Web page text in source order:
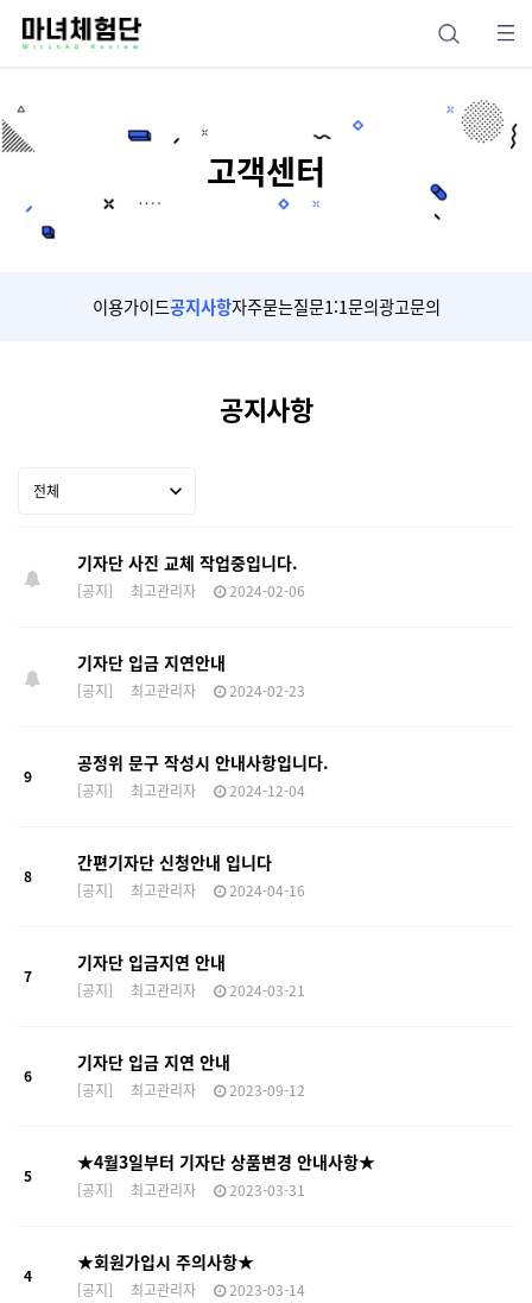
고객센터
이용가이드공지사항자주묻는질문1:1문의광고문의
공지사항
기자단 사진 교체 작업중입니다.
[공지] 최고관리자 2024-02-06
기자단 입금 지연안내
[공지] 최고관리자 2024-02-23
9
공정위 문구 작성시 안내사항입니다.
[공지] 최고관리자 2024-12-04
8
간편기자단 신청안내 입니다
[공지] 최고관리자 2024-04-16
7
기자단 입금지연 안내
[공지] 최고관리자 2024-03-21
6
기자단 입금 지연 안내
[공지] 최고관리자 2023-09-12
5
★4월3일부터 기자단 상품변경 안내사항★
[공지] 최고관리자 2023-03-31
4
★회원가입시 주의사항★
[공지] 최고관리자 2023-03-14